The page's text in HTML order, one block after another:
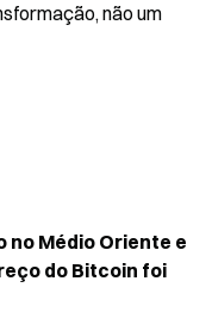
não um
no Médio Oriente e
do Bitcoin foi